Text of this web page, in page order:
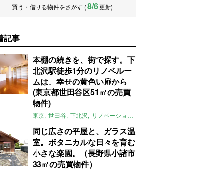
買う・借りる物件をさがす (8/6更新)
記事
本棚の続きを、街で探す。下
北沢駅徒歩1分のリノベルー
ムは、幸せの黄色い扉から
(東京都世田谷区51㎡の売買
物件)
東京 世田谷 下北沢 リノベーション
同じ広さの平屋と、ガラス温
室。ボタニカルな日々を育む
小さな楽園。（長野県小諸市
33㎡の売買物件）